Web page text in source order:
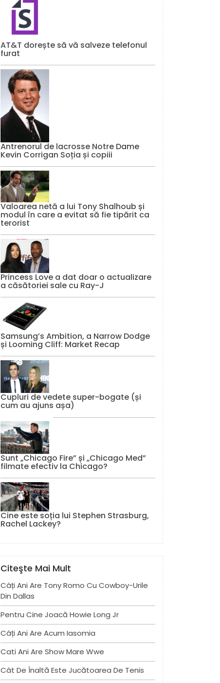
AT&T dorește să vă salveze telefonul
furat
Antrenorul de lacrosse Notre Dame
Kevin Corrigan Soția și copiii
Valoarea netă a lui Tony Shalhoub și
modul în care a evitat să fie tipărit ca
terorist
Princess Love a dat doar o actualizare
a căsătoriei sale cu Ray-J
Samsung’s Ambition, a Narrow Dodge
și Looming Cliff: Market Recap
Cupluri de vedete super-bogate (și
cum au ajuns așa)
Sunt „Chicago Fire” și „Chicago Med”
filmate efectiv la Chicago?
Cine este soția lui Stephen Strasburg,
Rachel Lackey?
Citeşte Mai Mult
Câți Ani Are Tony Romo Cu Cowboy-Urile
Din Dallas
Pentru Cine Joacă Howie Long Jr
Câți Ani Are Acum Iasomia
Cati Ani Are Show Mare Wwe
Cât De Înaltă Este Jucătoarea De Tenis